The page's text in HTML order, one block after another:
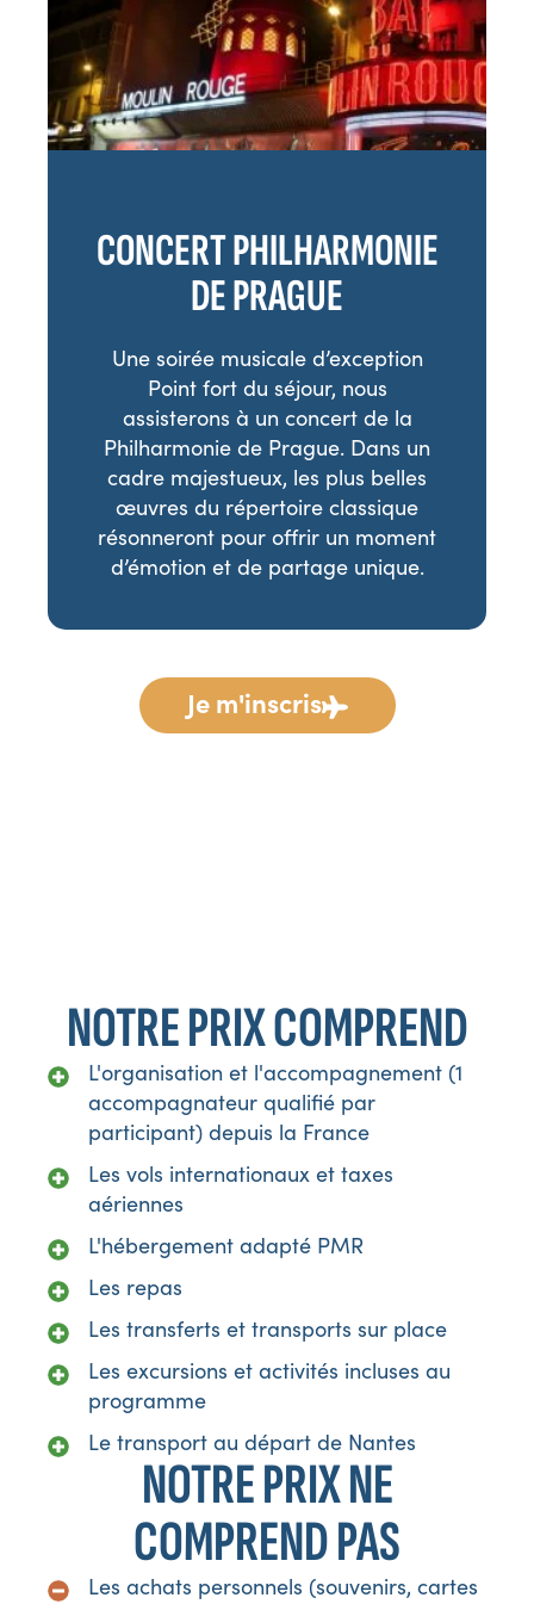
CONCERT PHILHARMONIE
DE PRAGUE
Une soirée musicale d’exception
Point fort du séjour, nous
assisterons à un concert de la
Philharmonie de Prague. Dans un
cadre majestueux, les plus belles
œuvres du répertoire classique
résonneront pour offrir un moment
d’émotion et de partage unique.
Je m'inscris
NOTRE PRIX COMPREND
L'organisation et l'accompagnement (1
accompagnateur qualifié par
participant) depuis la France
Les vols internationaux et taxes
aériennes
L'hébergement adapté PMR
Les repas
Les transferts et transports sur place
Les excursions et activités incluses au
programme
Le transport au départ de Nantes
NOTRE PRIX NE
COMPREND PAS
Les achats personnels (souvenirs, cartes